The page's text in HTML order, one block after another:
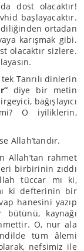
dost olacaktır!
başlayacaktır.
ortadan
karışmak gibi.
olacaktır sizlere.
Tanrılı dinlerin
diye bir metin
bağışlayıcı
O iyiliklerin,
Allah’tandır.
Allah’tan rahmet
birbirinin zıddı
tüccar mı ki,
ki defterinin bir
hanesini yazıp
kaynağı
O, nur ala
tüm âlemi
nefsimiz ile